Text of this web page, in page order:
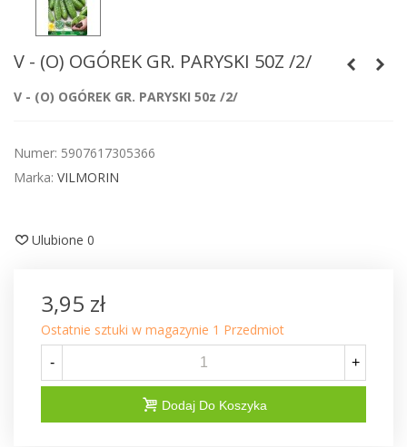
V - (O) OGÓREK GR. PARYSKI 50Z /2/
V - (O) OGÓREK GR. PARYSKI 50z /2/
Numer: 5907617305366
Marka: VILMORIN
Ulubione 0
3,95 zł
Ostatnie sztuki w magazynie 1 Przedmiot
- +
Dodaj Do Koszyka